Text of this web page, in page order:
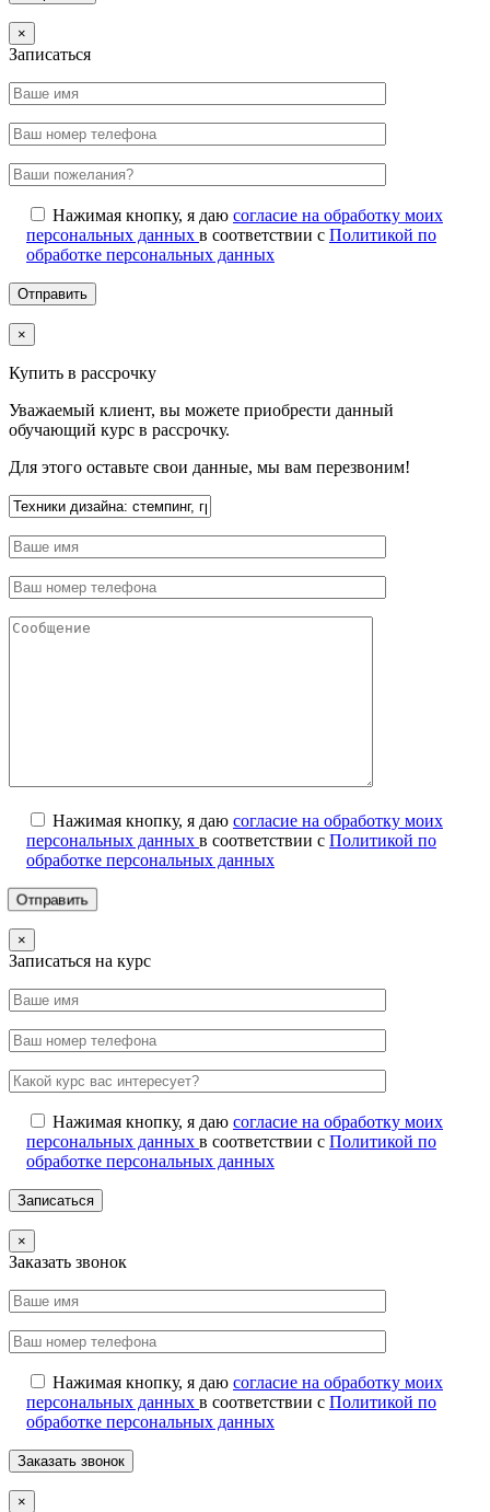
×
Записаться
Нажимая кнопку, я даю согласие на обработку моих
персональных данных в соответствии с Политикой по
обработке персональных данных
×
Купить в рассрочку
Уважаемый клиент, вы можете приобрести данный
обучающий курс в рассрочку.
Для этого оставьте свои данные, мы вам перезвоним!
Нажимая кнопку, я даю согласие на обработку моих
персональных данных в соответствии с Политикой по
обработке персональных данных
×
Записаться на курс
Нажимая кнопку, я даю согласие на обработку моих
персональных данных в соответствии с Политикой по
обработке персональных данных
×
Заказать звонок
Нажимая кнопку, я даю согласие на обработку моих
персональных данных в соответствии с Политикой по
обработке персональных данных
×